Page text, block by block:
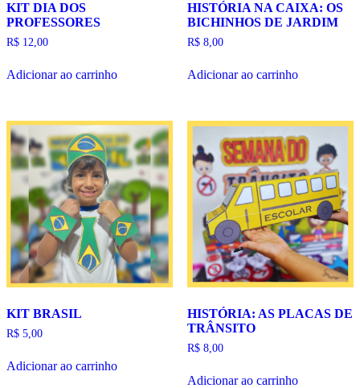
KIT DIA DOS
PROFESSORES
R$ 12,00
Adicionar ao carrinho
HISTÓRIA NA CAIXA: OS
BICHINHOS DE JARDIM
R$8,00
Adicionar ao carrinho
KIT BRASIL
R$ 5,00
Adicionar ao carrinho
HISTÓRIA: AS PLACAS DE
TRÂNSITO
R$8,00
Adicionar ao carrinho